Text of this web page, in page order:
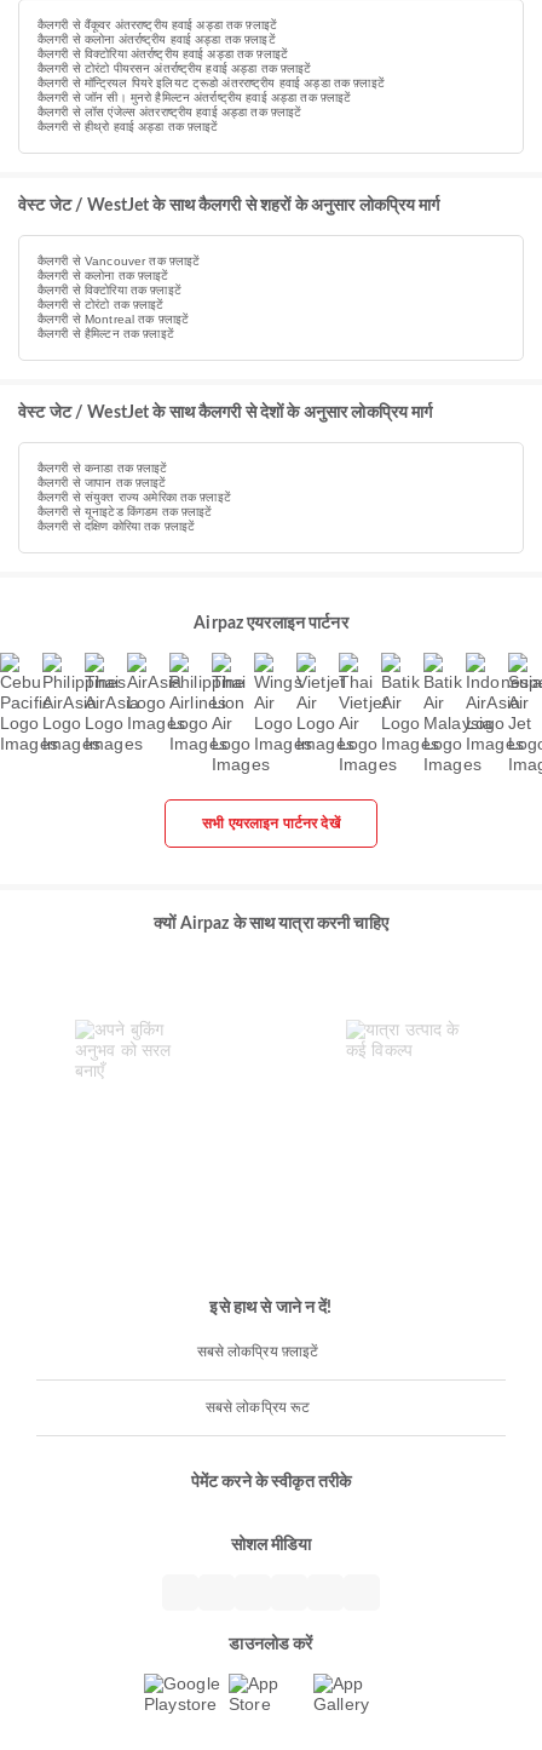
कैलगरी से वैंकूवर अंतरराष्ट्रीय हवाई अड्डा तक फ़्लाइटें
कैलगरी से कलोना अंतर्राष्ट्रीय हवाई अड्डा तक फ़्लाइटें
कैलगरी से विक्टोरिया अंतर्राष्ट्रीय हवाई अड्डा तक फ़्लाइटें
कैलगरी से टोरंटो पीयरसन अंतर्राष्ट्रीय हवाई अड्डा तक फ़्लाइटें
कैलगरी से मॉन्ट्रियल पियरे इलियट ट्रूडो अंतरराष्ट्रीय हवाई अड्डा तक फ़्लाइटें
कैलगरी से जॉन सी। मुनरो हैमिल्टन अंतर्राष्ट्रीय हवाई अड्डा तक फ़्लाइटें
कैलगरी से लॉस एंजेल्स अंतरराष्ट्रीय हवाई अड्डा तक फ़्लाइटें
कैलगरी से हीथ्रो हवाई अड्डा तक फ़्लाइटें
वेस्ट जेट / WestJet के साथ कैलगरी से शहरों के अनुसार लोकप्रिय मार्ग
कैलगरी से Vancouver तक फ़्लाइटें
कैलगरी से कलोना तक फ़्लाइटें
कैलगरी से विक्टोरिया तक फ़्लाइटें
कैलगरी से टोरंटो तक फ़्लाइटें
कैलगरी से Montreal तक फ़्लाइटें
कैलगरी से हैमिल्टन तक फ़्लाइटें
वेस्ट जेट / WestJet के साथ कैलगरी से देशों के अनुसार लोकप्रिय मार्ग
कैलगरी से कनाडा तक फ़्लाइटें
कैलगरी से जापान तक फ़्लाइटें
कैलगरी से संयुक्त राज्य अमेरिका तक फ़्लाइटें
कैलगरी से यूनाइटेड किंगडम तक फ़्लाइटें
कैलगरी से दक्षिण कोरिया तक फ़्लाइटें
Airpaz एयरलाइन पार्टनर
सभी एयरलाइन पार्टनर देखें
क्यों Airpaz के साथ यात्रा करनी चाहिए
इसे हाथ से जाने न दें!
सबसे लोकप्रिय फ़्लाइटें
सबसे लोकप्रिय रूट
पेमेंट करने के स्वीकृत तरीके
सोशल मीडिया
डाउनलोड करें